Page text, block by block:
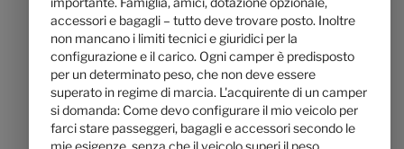
Hymer B-ML I 880 BlackLine
accessori e bagagli – tutto deve trovare posto. Inoltre
non mancano i limiti tecnici e giuridici per la
configurazione e il carico. Ogni camper è predisposto
per un determinato peso, che non deve essere
superato in regime di marcia. L'acquirente di un camper
si domanda: Come devo configurare il mio veicolo per
farci stare passeggeri, bagagli e accessori secondo le
mie esigenze, senza che il veicolo superi il peso